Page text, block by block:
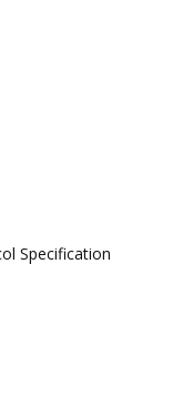
Specification